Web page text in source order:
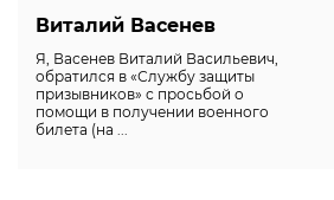
Виталий Васенев
Я, Васенев Виталий Васильевич,
обратился в «Службу защиты
призывников» с просьбой о
помощи в получении военного
билета (на ...